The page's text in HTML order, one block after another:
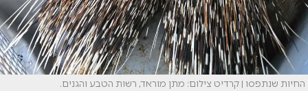
החיות שנתפסו | קרדיט צילום: מתן מוראד, רשות הטבע והגנים.